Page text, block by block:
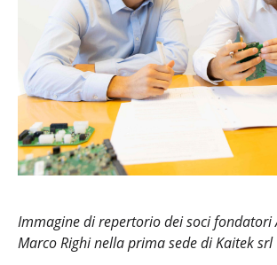
Immagine di repertorio dei soci fondatori
Marco Righi nella prima sede di Kaitek srl